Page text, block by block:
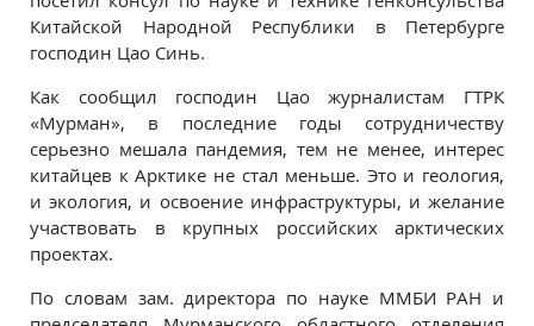
Китайской Народной Республики в Петербурге
господин Цао Синь.
Как сообщил господин Цао журналистам ГТРК
«Мурман», в последние годы сотрудничеству
серьезно мешала пандемия, тем не менее, интерес
китайцев к Арктике не стал меньше. Это и геология,
и экология, и освоение инфраструктуры, и желание
участвовать в крупных российских арктических
проектах.
По словам зам. директора по науке ММБИ РАН и